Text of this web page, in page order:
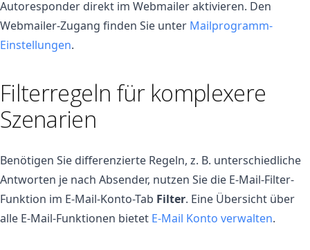
Autoresponder direkt im Webmailer aktivieren. Den
Webmailer-Zugang finden Sie unter Mailprogramm-
Einstellungen.
Filterregeln für komplexere
Szenarien
Benötigen Sie differenzierte Regeln, z. B. unterschiedliche
Antworten je nach Absender, nutzen Sie die E-Mail-Filter-
Funktion im E-Mail-Konto-Tab Filter. Eine Übersicht über
alle E-Mail-Funktionen bietet E-Mail Konto verwalten.